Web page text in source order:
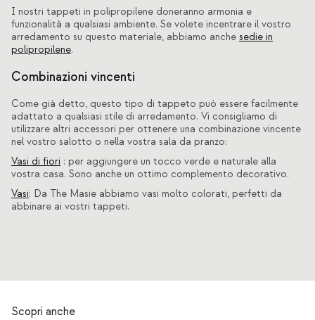
I nostri tappeti in polipropilene doneranno armonia e
funzionalità a qualsiasi ambiente. Se volete incentrare il vostro
arredamento su questo materiale, abbiamo anche sedie in
polipropilene.
Combinazioni vincenti
Come già detto, questo tipo di tappeto può essere facilmente
adattato a qualsiasi stile di arredamento. Vi consigliamo di
utilizzare altri accessori per ottenere una combinazione vincente
nel vostro salotto o nella vostra sala da pranzo:
Vasi di fiori : per aggiungere un tocco verde e naturale alla
vostra casa. Sono anche un ottimo complemento decorativo.
Vasi: Da The Masie abbiamo vasi molto colorati, perfetti da
abbinare ai vostri tappeti.
Scopri anche